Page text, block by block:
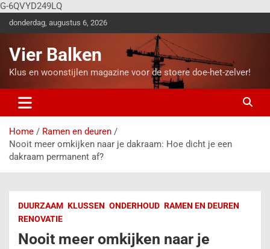
G-6QVYD249LQ
donderdag, augustus 6, 2026
Vier Balken
Klus en woonstijlen magazine voor de stoere doe-het-zelver!
Home
Ramen en deuren
Nooit meer omkijken naar je dakraam: Hoe dicht je een
dakraam permanent af?
DUURZAAM KLUSSEN ONDERHOUD RAMEN EN DEUREN
RENOVATIE
Nooit meer omkijken naar je